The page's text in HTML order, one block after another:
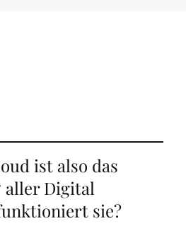
ist also das
aller Digital
sie?